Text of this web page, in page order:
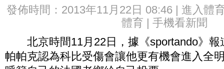
發佈時間：2013年11月22日 08:46 | 進入體
體育 | 手機看新聞
北京時間11月22日，據《sportando》報
帕帕克認為科比受傷會讓他更有機會進入全